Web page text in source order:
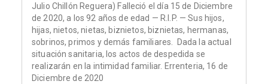
Julio Chillón Reguera) Falleció el día 15 de Diciembre
de 2020, a los 92 años de edad — R.I.P. — Sus hijos,
hijas, nietos, nietas, biznietos, biznietas, hermanas,
sobrinos, primos y demás familiares. Dada la actual
situación sanitaria, los actos de despedida se
realizarán en la intimidad familiar. Errenteria, 16 de
Diciembre de 2020